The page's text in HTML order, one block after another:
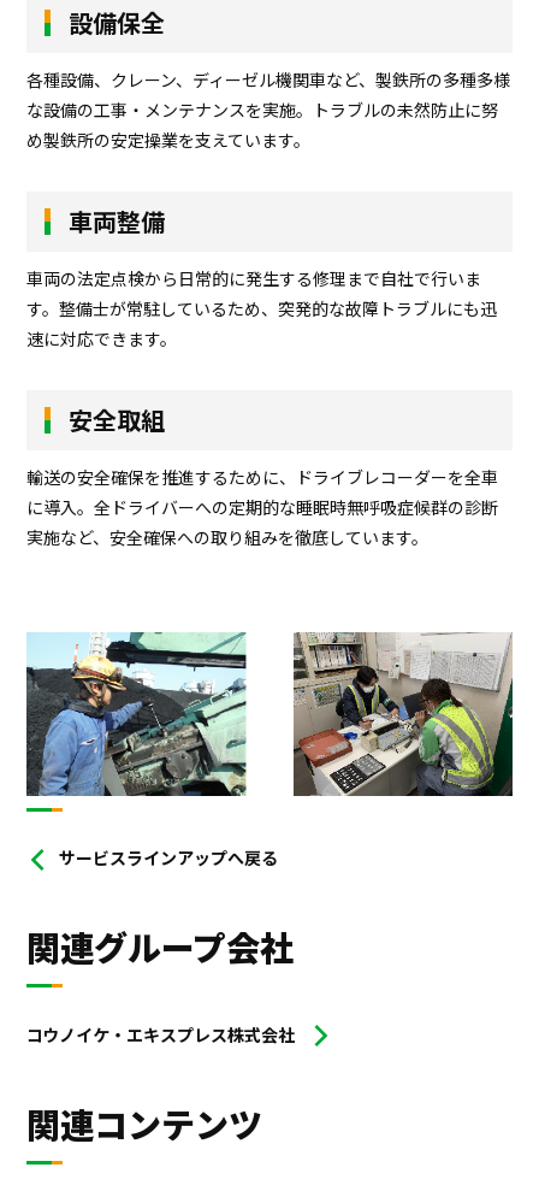
設備保全
各種設備、クレーン、ディーゼル機関車など、製鉄所の多種多様
な設備の工事・メンテナンスを実施。トラブルの未然防止に努
め製鉄所の安定操業を支えています。
車両整備
車両の法定点検から日常的に発生する修理まで自社で行いま
す。整備士が常駐しているため、突発的な故障トラブルにも迅
速に対応できます。
安全取組
輸送の安全確保を推進するために、ドライブレコーダーを全車
に導入。全ドライバーへの定期的な睡眠時無呼吸症候群の診断
実施など、安全確保への取り組みを徹底しています。
サービスラインアップへ戻る
関連グループ会社
コウノイケ・エキスプレス株式会社
関連コンテンツ